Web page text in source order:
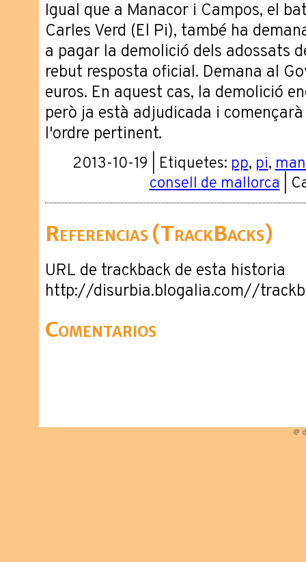
Igual que a Manacor i Campos, el
Carles Verd (El Pi), també ha
a pagar la demolició dels adossats
rebut resposta oficial. Demana al
euros. En aquest cas, la demolició
però ja està adjudicada i
l'ordre pertinent.
2013-10-19 | Etiquetes: pp, pi,
consell de mallorca|
Referencias (TrackBacks)
URL de trackback de esta historia
http://disurbia.blogalia.com//
Comentarios
@